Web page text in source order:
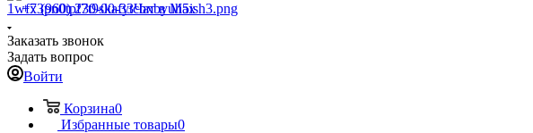
+7 (960) 230-00-33Чат в Max
Заказать звонок
Задать вопрос
Войти
Корзина0
Избранные товары0